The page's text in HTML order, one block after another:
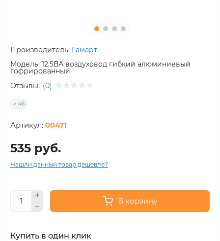
Производитель: Гамарт
Модель: 12,5ВА воздуховод гибкий алюминиевый
гофрированный
Отзывы: (0)
46
Артикул: 00471
535 руб.
Нашли данный товар дешевле?
В корзину
Купить в один клик